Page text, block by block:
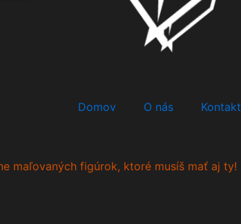
Domov O nás Kontakt
maľovaných figúrok, ktoré musíš mať aj ty!